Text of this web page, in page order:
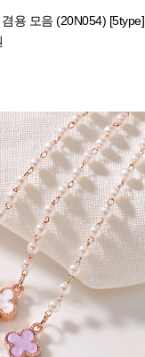
용 모음 (20N054) [5type]